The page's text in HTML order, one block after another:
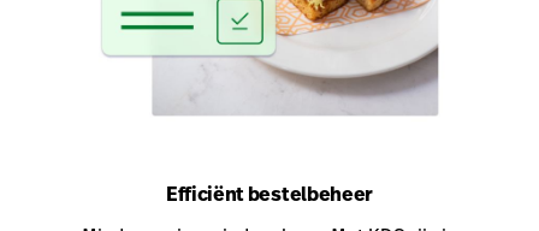
Efficiënt bestelbeheer